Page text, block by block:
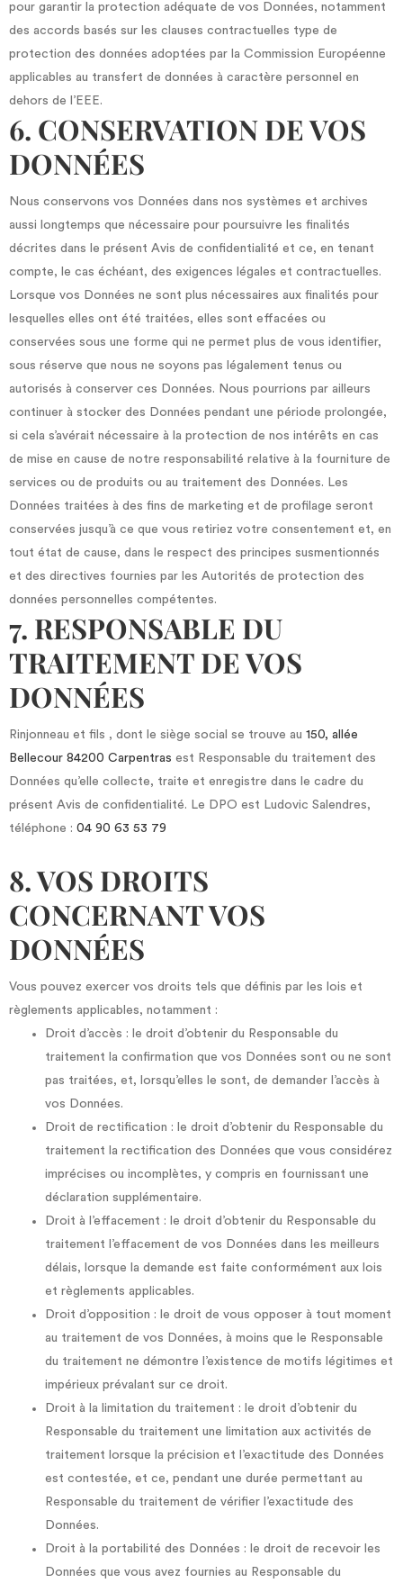
pour garantir la protection adéquate de vos Données, notamment
des accords basés sur les clauses contractuelles type de
protection des données adoptées par la Commission Européenne
applicables au transfert de données à caractère personnel en
dehors de l’EEE.
6. CONSERVATION DE VOS
DONNÉES
Nous conservons vos Données dans nos systèmes et archives
aussi longtemps que nécessaire pour poursuivre les finalités
décrites dans le présent Avis de confidentialité et ce, en tenant
compte, le cas échéant, des exigences légales et contractuelles.
Lorsque vos Données ne sont plus nécessaires aux finalités pour
lesquelles elles ont été traitées, elles sont effacées ou
conservées sous une forme qui ne permet plus de vous identifier,
sous réserve que nous ne soyons pas légalement tenus ou
autorisés à conserver ces Données. Nous pourrions par ailleurs
continuer à stocker des Données pendant une période prolongée,
si cela s’avérait nécessaire à la protection de nos intérêts en cas
de mise en cause de notre responsabilité relative à la fourniture de
services ou de produits ou au traitement des Données. Les
Données traitées à des fins de marketing et de profilage seront
conservées jusqu’à ce que vous retiriez votre consentement et, en
tout état de cause, dans le respect des principes susmentionnés
et des directives fournies par les Autorités de protection des
données personnelles compétentes.
7. RESPONSABLE DU
TRAITEMENT DE VOS
DONNÉES
Rinjonneau et fils , dont le siège social se trouve au 150, allée
Bellecour 84200 Carpentras est Responsable du traitement des
Données qu’elle collecte, traite et enregistre dans le cadre du
présent Avis de confidentialité. Le DPO est Ludovic Salendres,
téléphone : 04 90 63 53 79
8. VOS DROITS
CONCERNANT VOS
DONNÉES
Vous pouvez exercer vos droits tels que définis par les lois et
règlements applicables, notamment :
Droit d’accès : le droit d’obtenir du Responsable du
traitement la confirmation que vos Données sont ou ne sont
pas traitées, et, lorsqu’elles le sont, de demander l’accès à
vos Données.
Droit de rectification : le droit d’obtenir du Responsable du
traitement la rectification des Données que vous considérez
imprécises ou incomplètes, y compris en fournissant une
déclaration supplémentaire.
Droit à l’effacement : le droit d’obtenir du Responsable du
traitement l’effacement de vos Données dans les meilleurs
délais, lorsque la demande est faite conformément aux lois
et règlements applicables.
Droit d’opposition : le droit de vous opposer à tout moment
au traitement de vos Données, à moins que le Responsable
du traitement ne démontre l’existence de motifs légitimes et
impérieux prévalant sur ce droit.
Droit à la limitation du traitement : le droit d’obtenir du
Responsable du traitement une limitation aux activités de
traitement lorsque la précision et l’exactitude des Données
est contestée, et ce, pendant une durée permettant au
Responsable du traitement de vérifier l’exactitude des
Données.
Droit à la portabilité des Données : le droit de recevoir les
Données que vous avez fournies au Responsable du